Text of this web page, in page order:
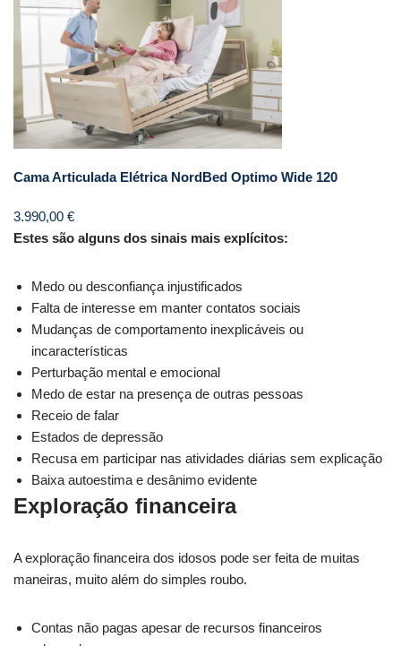
Cama Articulada Elétrica NordBed Optimo Wide 120
3.990,00 €
Estes são alguns dos sinais mais explícitos:
Medo ou desconfiança injustificados
Falta de interesse em manter contatos sociais
Mudanças de comportamento inexplicáveis ou
incaracterísticas
Perturbação mental e emocional
Medo de estar na presença de outras pessoas
Receio de falar
Estados de depressão
Recusa em participar nas atividades diárias sem explicação
Baixa autoestima e desânimo evidente
Exploração financeira
A exploração financeira dos idosos pode ser feita de muitas
maneiras, muito além do simples roubo.
Contas não pagas apesar de recursos financeiros